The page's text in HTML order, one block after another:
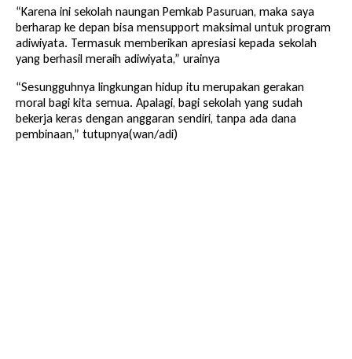
“Karena ini sekolah naungan Pemkab Pasuruan, maka saya
berharap ke depan bisa mensupport maksimal untuk program
adiwiyata. Termasuk memberikan apresiasi kepada sekolah
yang berhasil meraih adiwiyata,” urainya
“Sesungguhnya lingkungan hidup itu merupakan gerakan
moral bagi kita semua. Apalagi, bagi sekolah yang sudah
bekerja keras dengan anggaran sendiri, tanpa ada dana
pembinaan,” tutupnya(wan/adi)